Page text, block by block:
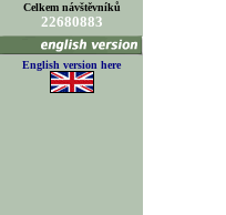
Celkem návštěvníků
22680883
English version here